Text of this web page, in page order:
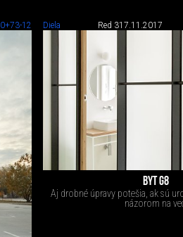
0+73-12 Diela Red 317.11.2017
BYT G8
Aj drobné úpravy potešia, ak sú
názorom na